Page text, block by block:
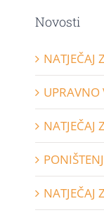
Novosti
NATJEČAJ
UPRAVNO
NATJEČAJ
NATJEČAJ